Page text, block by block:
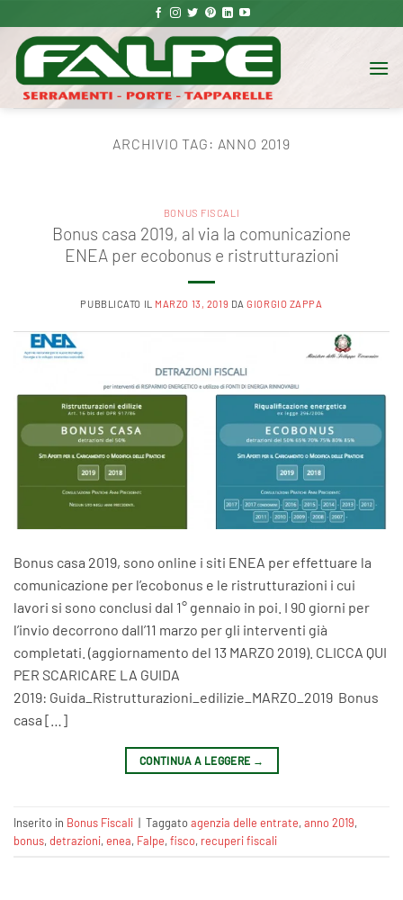
ai
contenuti
ARCHIVIO TAG: ANNO 2019
BONUS FISCALI
Bonus casa 2019, al via la comunicazione
ENEA per ecobonus e ristrutturazioni
PUBBLICATO IL MARZO 13, 2019 DAGIORGIO ZAPPA
Bonus casa 2019, sono online i siti ENEA per effettuare la
comunicazione per l’ecobonus e le ristrutturazioni i cui
lavori si sono conclusi dal 1° gennaio in poi. I 90 giorni per
l’invio decorrono dall’11 marzo per gli interventi già
completati. (aggiornamento del 13 MARZO 2019). CLICCA QUI
PER SCARICARE LA GUIDA
2019: Guida_Ristrutturazioni_edilizie_MARZO_2019 Bonus
casa […]
CONTINUA A LEGGERE →
Inserito in Bonus Fiscali | Taggatoagenzia delle entrate,anno 2019,
bonus,detrazioni,enea, Falpe,fisco, recuperi fiscali